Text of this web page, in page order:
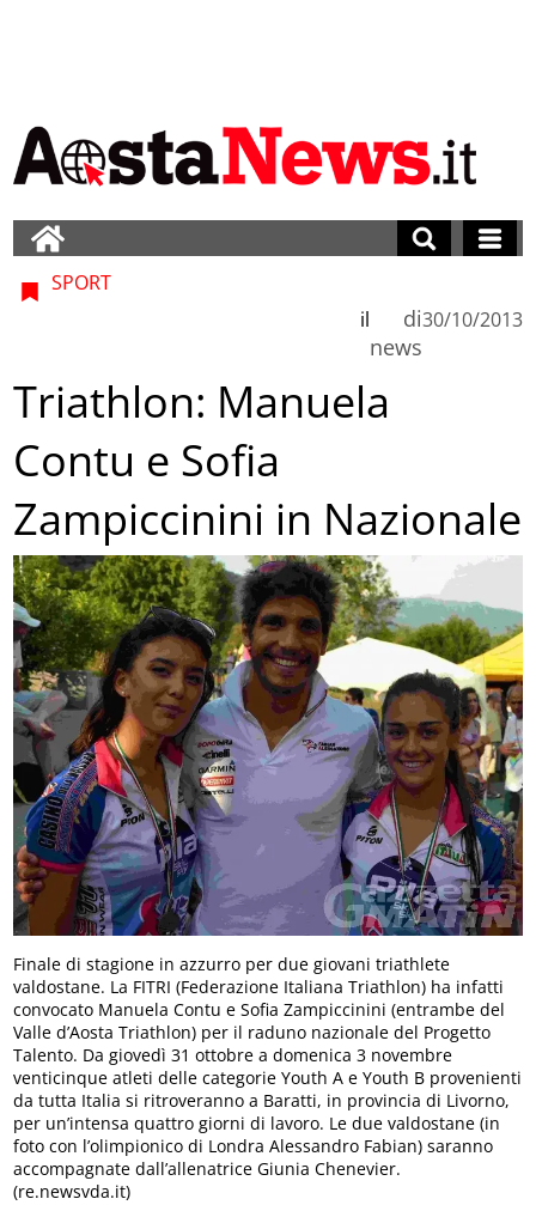
SPORT
di
news
il 30/10/2013
Triathlon: Manuela
Contu e Sofia
Zampiccinini in Nazionale
Finale di stagione in azzurro per due giovani triathlete
valdostane. La FITRI (Federazione Italiana Triathlon) ha infatti
convocato Manuela Contu e Sofia Zampiccinini (entrambe del
Valle d’Aosta Triathlon) per il raduno nazionale del Progetto
Talento. Da giovedì 31 ottobre a domenica 3 novembre
venticinque atleti delle categorie Youth A e Youth B provenienti
da tutta Italia si ritroveranno a Baratti, in provincia di Livorno,
per un’intensa quattro giorni di lavoro. Le due valdostane (in
foto con l’olimpionico di Londra Alessandro Fabian) saranno
accompagnate dall’allenatrice Giunia Chenevier.
(re.newsvda.it)